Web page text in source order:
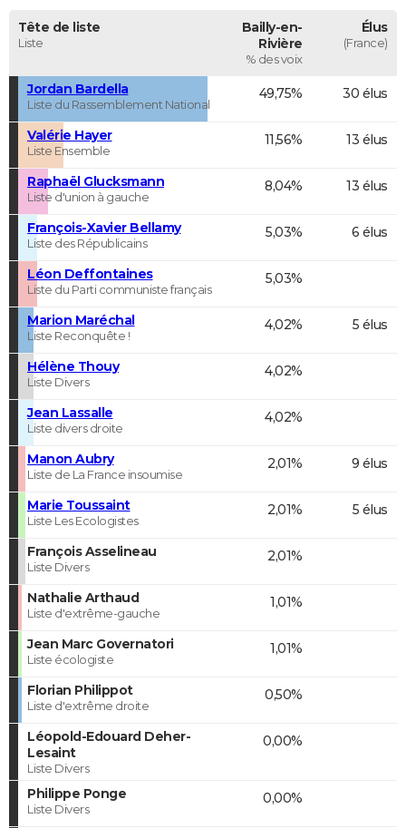
Tête de liste
Liste
Bailly-en-
Rivière
% des voix
Élus
(France)
Jordan Bardella
Liste du Rassemblement National
49,75% 30 élus
Valérie Hayer
Liste Ensemble
11,56% 13 élus
Raphaël Glucksmann
Liste d'union à gauche
8,04% 13 élus
François-Xavier Bellamy
Liste des Républicains
5,03% 6 élus
Léon Deffontaines
Liste du Parti communiste français
5,03%
Marion Maréchal
Liste Reconquête !
4,02% 5 élus
Hélène Thouy
Liste Divers
4,02%
Jean Lassalle
Liste divers droite
4,02%
Manon Aubry
Liste de La France insoumise
2,01% 9 élus
Marie Toussaint
Liste Les Ecologistes
2,01% 5 élus
François Asselineau
Liste Divers
2,01%
Nathalie Arthaud
Liste d'extrême-gauche
1,01%
Jean Marc Governatori
Liste écologiste
1,01%
Florian Philippot
Liste d'extrême droite
0,50%
Léopold-Edouard Deher-
Lesaint
Liste Divers
0,00%
Philippe Ponge
Liste Divers
0,00%